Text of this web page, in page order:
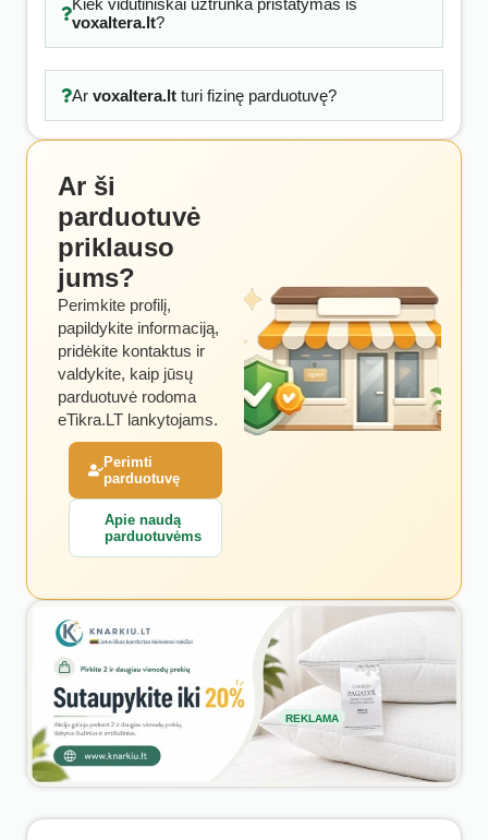
Kiek vidutiniškai užtrunka pristatymas iš
voxaltera.lt?
Ar voxaltera.ltturi fizinę parduotuvę?
Ar ši
parduotuvė
priklauso
jums?
Perimkite profilį,
papildykite informaciją,
pridėkite kontaktus ir
valdykite, kaip jūsų
parduotuvė rodoma
eTikra.LT lankytojams.
Perimti
parduotuvę
Apie naudą
parduotuvėms
REKLAMA